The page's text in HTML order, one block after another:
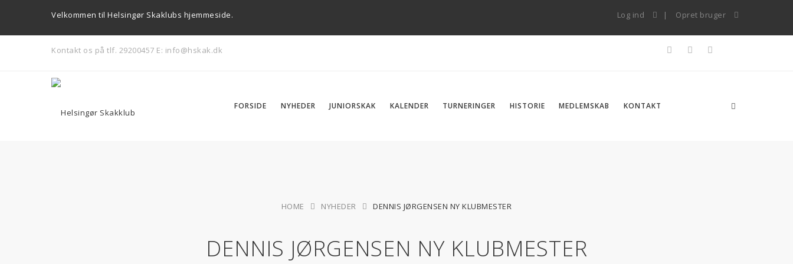
Velkommen til Helsingør Skaklubs hjemmeside. Log ind Opret bruger
Kontakt os på tlf. 29200457 E: info@hskak.dk
FORSIDE NYHEDER JUNIORSKAK KALENDER TURNERINGER HISTORIE MEDLEMSKAB KONTAKT
HOME NYHEDER DENNIS JØRGENSEN NY KLUBMESTER
DENNIS JØRGENSEN NY KLUBMESTER